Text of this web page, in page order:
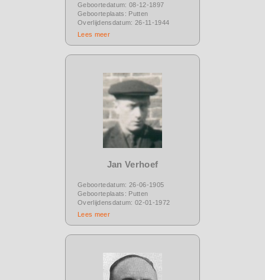
Geboortedatum: 08-12-1897
Geboorteplaats: Putten
Overlijdensdatum: 26-11-1944
Lees meer
Jan Verhoef
Geboortedatum: 26-06-1905
Geboorteplaats: Putten
Overlijdensdatum: 02-01-1972
Lees meer